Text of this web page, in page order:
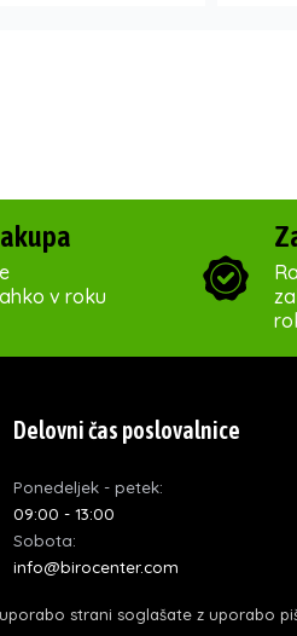
v roku
Delovni čas poslovalnice
Ponedeljek - petek:
09:00 - 13:00
Sobota:
info@birocenter.com
zaprto strani soglašate z uporabo